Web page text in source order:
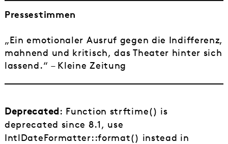
Pressestimmen
„Ein emotionaler Ausruf gegen die Indifferenz,
mahnend und kritisch, das Theater hinter sich
lassend.“ – Kleine Zeitung
Deprecated: Function strftime() is
deprecated since 8.1, use
IntlDateFormatter::format() instead in